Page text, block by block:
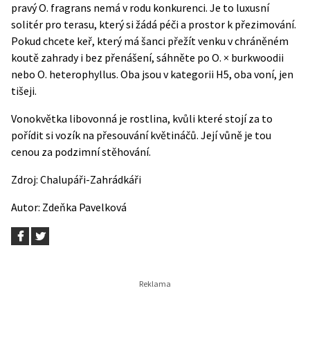
pravý O. fragrans nemá v rodu konkurenci. Je to luxusní
solitér pro terasu, který si žádá péči a prostor k přezimování.
Pokud chcete keř, který má šanci přežít venku v chráněném
koutě zahrady i bez přenášení, sáhněte po O. × burkwoodii
nebo O. heterophyllus. Oba jsou v kategorii H5, oba voní, jen
tišeji.
Vonokvětka libovonná je rostlina, kvůli které stojí za to
pořídit si vozík na přesouvání květináčů. Její vůně je tou
cenou za podzimní stěhování.
Zdroj: Chalupáři-Zahrádkáři
Autor: Zdeňka Pavelková